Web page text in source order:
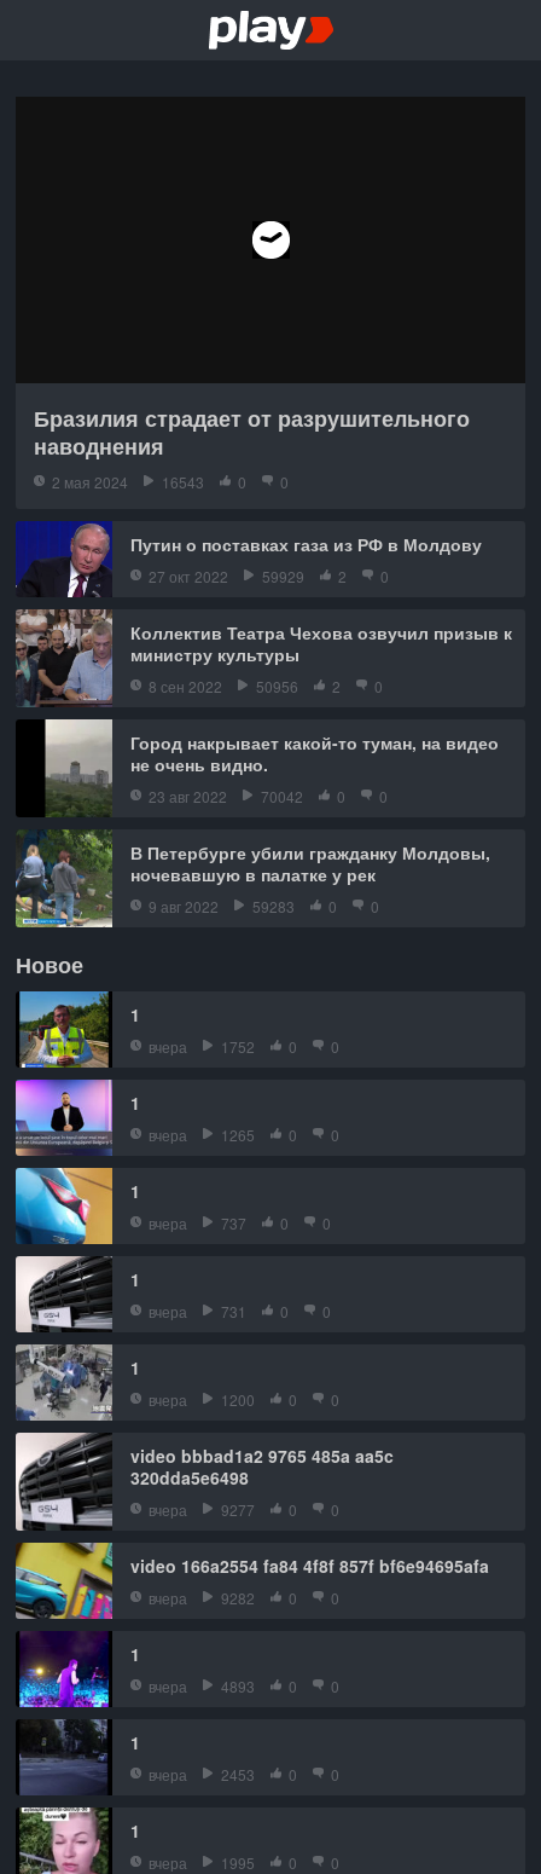
Бразилия страдает от разрушительного
наводнения
2 мая 2024 16543 0 0
Путин о поставках газа из РФ в Молдову
27 окт 2022 59929 2 0
Коллектив Театра Чехова озвучил призыв к
министру культуры
8 сен 2022 50956 2 0
Город накрывает какой-то туман, на видео
не очень видно.
23 авг 2022 70042 0 0
В Петербурге убили гражданку Молдовы,
ночевавшую в палатке у рек
9 авг 2022 59283 0 0
Новое
1
вчера 1752 0 0
1
вчера 1265 0 0
1
вчера 737 0 0
1
вчера 731 0 0
1
вчера 1200 0 0
video bbbad1a2 9765 485a aa5c
320dda5e6498
вчера 9277 0 0
video 166a2554 fa84 4f8f 857f bf6e94695afa
вчера 9282 0 0
1
вчера 4893 0 0
1
вчера 2453 0 0
1
вчера 1995 0 0